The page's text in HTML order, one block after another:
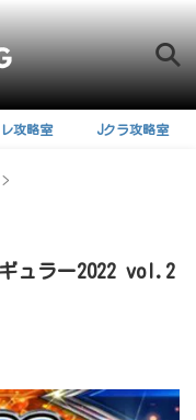
攻略室 Jクラ攻略室
>
ュラー2022 vol.2